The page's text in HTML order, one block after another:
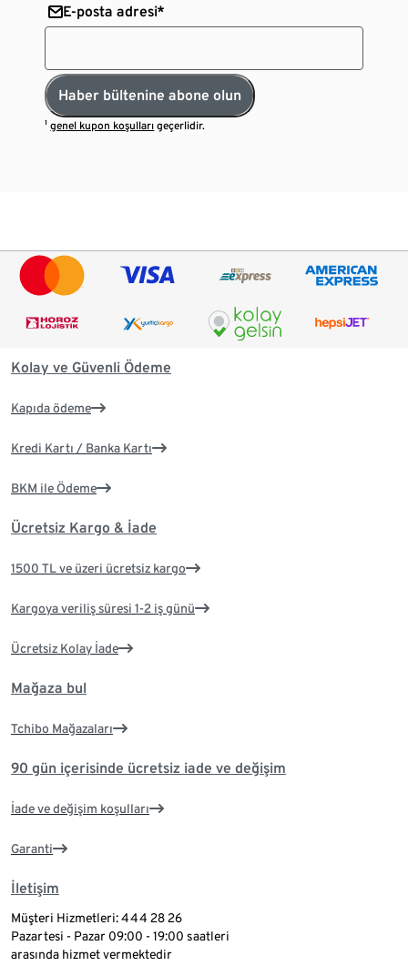
E-posta adresi*
Haber bültenine abone olun
¹genel kupon koşulları geçerlidir.
Kolay ve Güvenli Ödeme
Kapıda ödeme
Kredi Kartı / Banka Kartı
BKM ile Ödeme
Ücretsiz Kargo & İade
1500 TL ve üzeri ücretsiz kargo
Kargoya veriliş süresi 1-2 iş günü
Ücretsiz Kolay İade
Mağaza bul
Tchibo Mağazaları
90 gün içerisinde ücretsiz iade ve değişim
İade ve değişim koşulları
Garanti
İletişim
Müşteri Hizmetleri: 444 28 26
Pazartesi - Pazar 09:00 - 19:00 saatleri
arasında hizmet vermektedir